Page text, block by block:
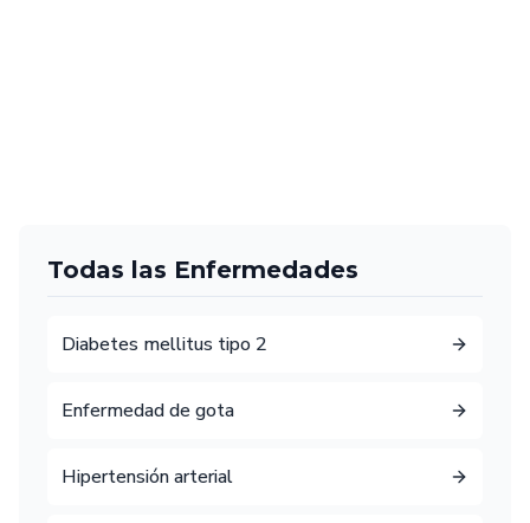
Todas las Enfermedades
Diabetes mellitus tipo 2
Enfermedad de gota
Hipertensión arterial